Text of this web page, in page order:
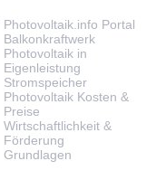
Photovoltaik.info Portal
Balkonkraftwerk
Photovoltaik in
Eigenleistung
Stromspeicher
Photovoltaik Kosten &
Preise
Wirtschaftlichkeit &
Förderung
Grundlagen